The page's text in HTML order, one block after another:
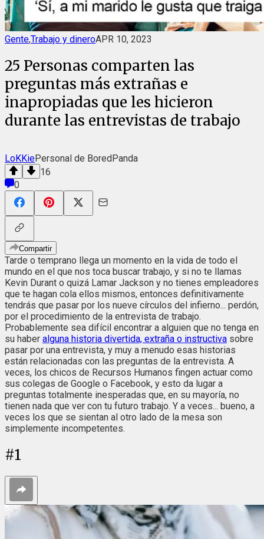
Gente,Trabajo y dineroAPR 10, 2023
25 Personas comparten las
preguntas más extrañas e
inapropiadas que les hicieron
durante las entrevistas de trabajo
LoKKiePersonal de BoredPanda
16
0
Compartir
Tarde o temprano llega un momento en la vida de todo el
mundo en el que nos toca buscar trabajo, y si no te llamas
Kevin Durant o quizá Lamar Jackson y no tienes empleadores
que te hagan cola ellos mismos, entonces definitivamente
tendrás que pasar por los nueve círculos del infierno... perdón,
por el procedimiento de la entrevista de trabajo.
Probablemente sea difícil encontrar a alguien que no tenga en
su haber alguna historia divertida, extraña o instructiva sobre
pasar por una entrevista, y muy a menudo esas historias
están relacionadas con las preguntas de la entrevista. A
veces, los chicos de Recursos Humanos fingen actuar como
sus colegas de Google o Facebook, y esto da lugar a
preguntas totalmente inesperadas que, en su mayoría, no
tienen nada que ver con tu futuro trabajo. Y a veces... bueno, a
veces los que se sientan al otro lado de la mesa son
simplemente incompetentes.
#1